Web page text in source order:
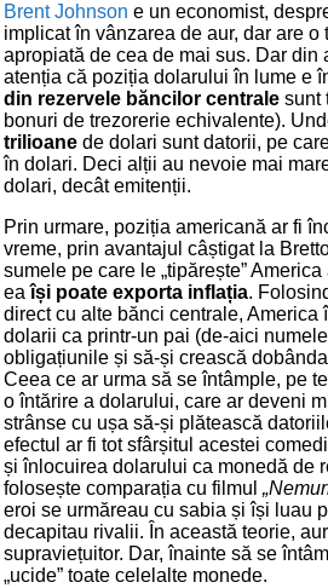
Brent Johnson e un economist,
implicat în vânzarea de aur, dar are
apropiată de cea de mai sus. Dar din
atenția că poziția dolarului în lume e
din rezervele băncilor centrale sunt
bonuri de trezorerie echivalente).
trilioane de dolari sunt datorii, pe
în dolari. Deci alții au nevoie mai
dolari, decât emitenții.
Prin urmare, poziția americană ar fi
vreme, prin avantajul câștigat la
sumele pe care le „tipărește”
eaîși poate exporta inflația.
direct cu alte bănci centrale, America
dolarii ca printr-un pai (de-aici
obligațiunile și să-și crească
Ceea ce ar urma să se întâmple, pe
o întărire a dolarului, care ar deveni
strânse cu ușa să-și plătească
efectul ar fi tot sfârșitul acestei
și înlocuirea dolarului ca monedă de
folosește comparația cu filmul
eroi se urmăreau cu sabia și își luau
decapitau rivalii. În această teorie,
supraviețuitor. Dar, înainte să se
„ucide” toate celelalte monede.